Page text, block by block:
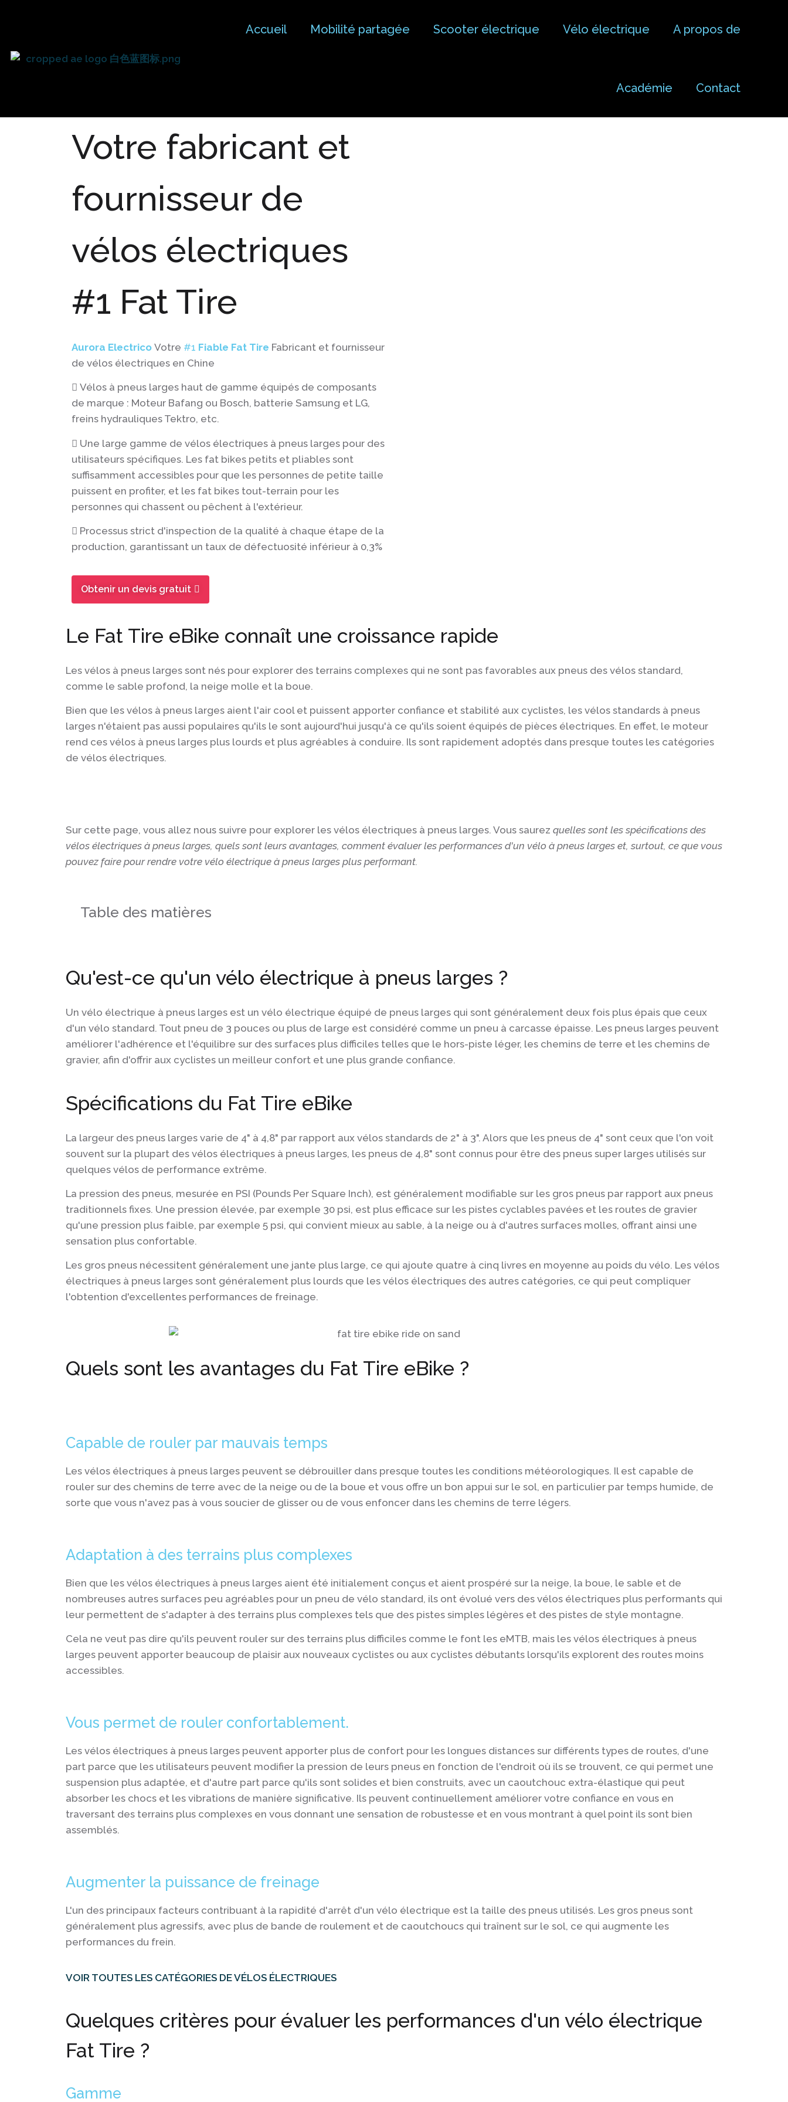
Accueil Mobilité partagée Scooter électrique Vélo électrique A propos de
Académie Contact
Votre fabricant et
fournisseur de
vélos électriques
#1 Fat Tire
Aurora Electrico Votre #1 Fiable Fat Tire Fabricant et fournisseur
de vélos électriques en Chine
Vélos à pneus larges haut de gamme équipés de composants
de marque : Moteur Bafang ou Bosch, batterie Samsung et LG,
freins hydrauliques Tektro, etc.
Une large gamme de vélos électriques à pneus larges pour des
utilisateurs spécifiques. Les fat bikes petits et pliables sont
suffisamment accessibles pour que les personnes de petite taille
puissent en profiter, et les fat bikes tout-terrain pour les
personnes qui chassent ou pêchent à l'extérieur.
Processus strict d'inspection de la qualité à chaque étape de la
production, garantissant un taux de défectuosité inférieur à 0,3%
Obtenir un devis gratuit
Le Fat Tire eBike connaît une croissance rapide
Les vélos à pneus larges sont nés pour explorer des terrains complexes qui ne sont pas favorables aux pneus des vélos standard,
comme le sable profond, la neige molle et la boue.
Bien que les vélos à pneus larges aient l'air cool et puissent apporter confiance et stabilité aux cyclistes, les vélos standards à pneus
larges n'étaient pas aussi populaires qu'ils le sont aujourd'hui jusqu'à ce qu'ils soient équipés de pièces électriques. En effet, le moteur
rend ces vélos à pneus larges plus lourds et plus agréables à conduire. Ils sont rapidement adoptés dans presque toutes les catégories
de vélos électriques.
Sur cette page, vous allez nous suivre pour explorer les vélos électriques à pneus larges. Vous saurez quelles sont les spécifications des
vélos électriques à pneus larges, quels sont leurs avantages, comment évaluer les performances d'un vélo à pneus larges et, surtout, ce que vous
pouvez faire pour rendre votre vélo électrique à pneus larges plus performant.
Table des matières
Qu'est-ce qu'un vélo électrique à pneus larges ?
Un vélo électrique à pneus larges est un vélo électrique équipé de pneus larges qui sont généralement deux fois plus épais que ceux
d'un vélo standard. Tout pneu de 3 pouces ou plus de large est considéré comme un pneu à carcasse épaisse. Les pneus larges peuvent
améliorer l'adhérence et l'équilibre sur des surfaces plus difficiles telles que le hors-piste léger, les chemins de terre et les chemins de
gravier, afin d'offrir aux cyclistes un meilleur confort et une plus grande confiance.
Spécifications du Fat Tire eBike
La largeur des pneus larges varie de 4" à 4,8" par rapport aux vélos standards de 2" à 3". Alors que les pneus de 4" sont ceux que l'on voit
souvent sur la plupart des vélos électriques à pneus larges, les pneus de 4,8" sont connus pour être des pneus super larges utilisés sur
quelques vélos de performance extrême.
La pression des pneus, mesurée en PSI (Pounds Per Square Inch), est généralement modifiable sur les gros pneus par rapport aux pneus
traditionnels fixes. Une pression élevée, par exemple 30 psi, est plus efficace sur les pistes cyclables pavées et les routes de gravier
qu'une pression plus faible, par exemple 5 psi, qui convient mieux au sable, à la neige ou à d'autres surfaces molles, offrant ainsi une
sensation plus confortable.
Les gros pneus nécessitent généralement une jante plus large, ce qui ajoute quatre à cinq livres en moyenne au poids du vélo. Les vélos
électriques à pneus larges sont généralement plus lourds que les vélos électriques des autres catégories, ce qui peut compliquer
l'obtention d'excellentes performances de freinage.
Quels sont les avantages du Fat Tire eBike ?
Capable de rouler par mauvais temps
Les vélos électriques à pneus larges peuvent se débrouiller dans presque toutes les conditions météorologiques. Il est capable de
rouler sur des chemins de terre avec de la neige ou de la boue et vous offre un bon appui sur le sol, en particulier par temps humide, de
sorte que vous n'avez pas à vous soucier de glisser ou de vous enfoncer dans les chemins de terre légers.
Adaptation à des terrains plus complexes
Bien que les vélos électriques à pneus larges aient été initialement conçus et aient prospéré sur la neige, la boue, le sable et de
nombreuses autres surfaces peu agréables pour un pneu de vélo standard, ils ont évolué vers des vélos électriques plus performants qui
leur permettent de s'adapter à des terrains plus complexes tels que des pistes simples légères et des pistes de style montagne.
Cela ne veut pas dire qu'ils peuvent rouler sur des terrains plus difficiles comme le font les eMTB, mais les vélos électriques à pneus
larges peuvent apporter beaucoup de plaisir aux nouveaux cyclistes ou aux cyclistes débutants lorsqu'ils explorent des routes moins
accessibles.
Vous permet de rouler confortablement.
Les vélos électriques à pneus larges peuvent apporter plus de confort pour les longues distances sur différents types de routes, d'une
part parce que les utilisateurs peuvent modifier la pression de leurs pneus en fonction de l'endroit où ils se trouvent, ce qui permet une
suspension plus adaptée, et d'autre part parce qu'ils sont solides et bien construits, avec un caoutchouc extra-élastique qui peut
absorber les chocs et les vibrations de manière significative. Ils peuvent continuellement améliorer votre confiance en vous en
traversant des terrains plus complexes en vous donnant une sensation de robustesse et en vous montrant à quel point ils sont bien
assemblés.
Augmenter la puissance de freinage
L'un des principaux facteurs contribuant à la rapidité d'arrêt d'un vélo électrique est la taille des pneus utilisés. Les gros pneus sont
généralement plus agressifs, avec plus de bande de roulement et de caoutchoucs qui traînent sur le sol, ce qui augmente les
performances du frein.
VOIR TOUTES LES CATÉGORIES DE VÉLOS ÉLECTRIQUES
Quelques critères pour évaluer les performances d'un vélo électrique
Fat Tire ?
Gamme